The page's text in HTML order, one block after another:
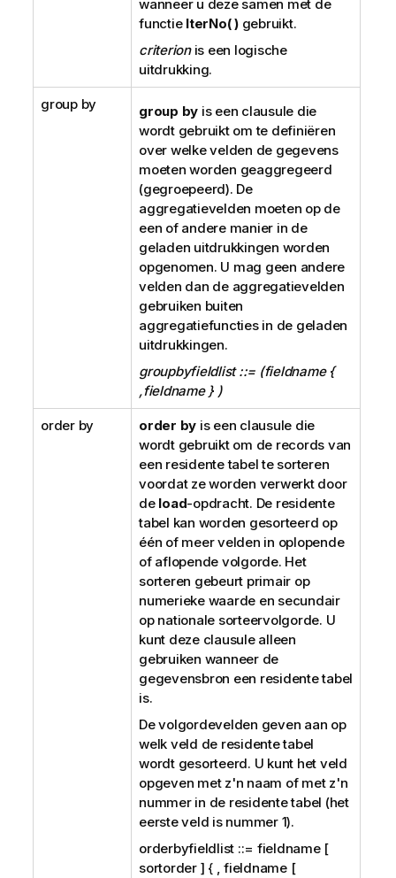
wanneer u deze samen met de
functie IterNo( )gebruikt.
criterionis een logische
uitdrukking.
group by group by is een clausule die
wordt gebruikt om te definiëren
over welke velden de gegevens
moeten worden geaggregeerd
(gegroepeerd). De
aggregatievelden moeten op de
een of andere manier in de
geladen uitdrukkingen worden
opgenomen. U mag geen andere
velden dan de aggregatievelden
gebruiken buiten
aggregatiefuncties in de geladen
uitdrukkingen.
groupbyfieldlist ::= (fieldname {
,fieldname } )
order by order by is een clausule die
wordt gebruikt om de records van
een residente tabel te sorteren
voordat ze worden verwerkt door
de load-opdracht. De residente
tabel kan worden gesorteerd op
één of meer velden in oplopende
of aflopende volgorde. Het
sorteren gebeurt primair op
numerieke waarde en secundair
op nationale sorteervolgorde. U
kunt deze clausule alleen
gebruiken wanneer de
gegevensbron een residente tabel
is.
De volgordevelden geven aan op
welk veld de residente tabel
wordt gesorteerd. U kunt het veld
opgeven met z'n naam of met z'n
nummer in de residente tabel (het
eerste veld is nummer 1).
orderbyfieldlist ::= fieldname [
sortorder ] { , fieldname [